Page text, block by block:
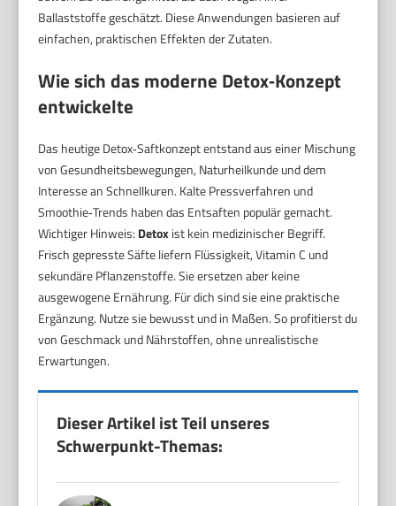
Ballaststoffe geschätzt. Diese Anwendungen basieren auf
einfachen, praktischen Effekten der Zutaten.
Wie sich das moderne Detox‑Konzept
entwickelte
Das heutige Detox‑Saftkonzept entstand aus einer Mischung
von Gesundheitsbewegungen, Naturheilkunde und dem
Interesse an Schnellkuren. Kalte Pressverfahren und
Smoothie‑Trends haben das Entsaften populär gemacht.
Wichtiger Hinweis: Detoxist kein medizinischer Begriff.
Frisch gepresste Säfte liefern Flüssigkeit, Vitamin C und
sekundäre Pflanzenstoffe. Sie ersetzen aber keine
ausgewogene Ernährung. Für dich sind sie eine praktische
Ergänzung. Nutze sie bewusst und in Maßen. So profitierst du
von Geschmack und Nährstoffen, ohne unrealistische
Erwartungen.
Dieser Artikel ist Teil unseres
Schwerpunkt-Themas: